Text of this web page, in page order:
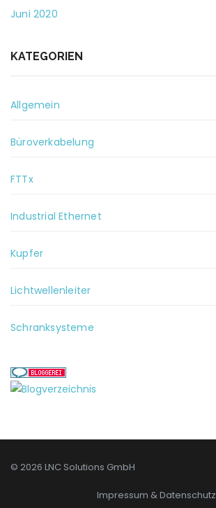
Juni 2020
KATEGORIEN
Allgemein
Büroverkabelung
FTTx
Industrial Ethernet
Kupfer
Lichtwellenleiter
Schranksysteme
© 2026 LNC Solutions GmbH
Impressum & Datenschutz